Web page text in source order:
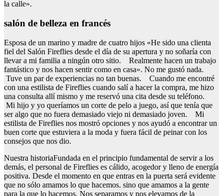
la calle».
salón de belleza en francés
Esposa de un marino y madre de cuatro hijos «He sido una clienta
fiel del Salón Fireflies desde el día de su apertura y no soñaría con
llevar a mi familia a ningún otro sitio. Realmente hacen un trabajo
fantástico y nos hacen sentir como en casa». No me gustó nada.
Tuve un par de experiencias no tan buenas. Cuando me encontré
con una estilista de Fireflies cuando salí a hacer la compra, me hizo
una consulta allí mismo y me reservó una cita desde su teléfono.
Mi hijo y yo queríamos un corte de pelo a juego, así que tenía que
ser algo que no fuera demasiado viejo ni demasiado joven. Mi
estilista de Fireflies nos mostró opciones y nos ayudó a encontrar un
buen corte que estuviera a la moda y fuera fácil de peinar con los
consejos que nos dio.
Nuestra historiaFundada en el principio fundamental de servir a los
demás, el personal de Fireflies es cálido, acogedor y lleno de energía
positiva. Desde el momento en que entras en la puerta será evidente
que no sólo amamos lo que hacemos. sino que amamos a la gente
para la que lo hacemos. Nos separamos y nos elevamos de la